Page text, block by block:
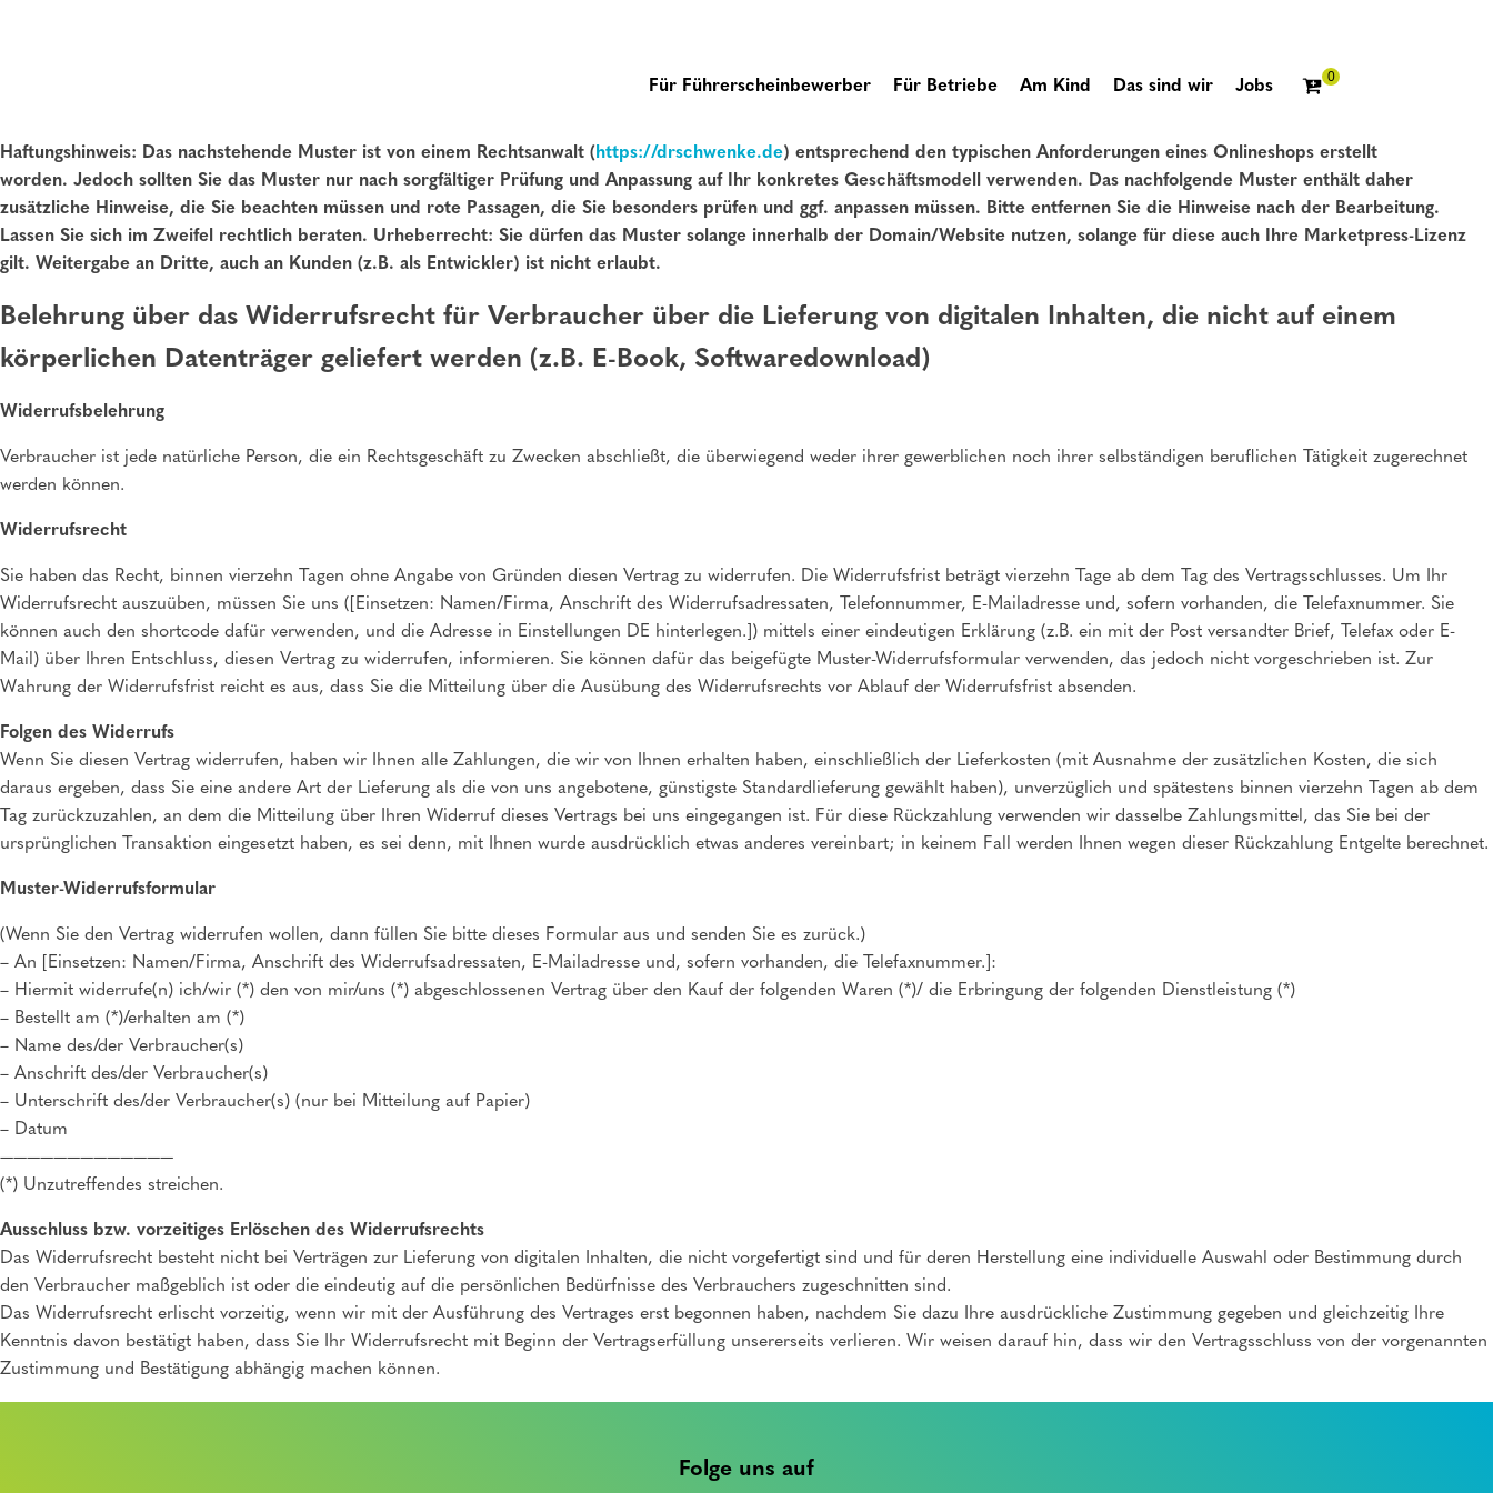
Für Führerscheinbewerber Für Betriebe Am Kind Das sind wir Jobs
Haftungshinweis: Das nachstehende Muster ist von einem Rechtsanwalt ( https://drschwenke.de) entsprechend den typischen Anforderungen eines Onlineshops erstellt
worden. Jedoch sollten Sie das Muster nur nach sorgfältiger Prüfung und Anpassung auf Ihr konkretes Geschäftsmodell verwenden. Das nachfolgende Muster enthält daher
zusätzliche Hinweise, die Sie beachten müssen und rote Passagen, die Sie besonders prüfen und ggf. anpassen müssen. Bitte entfernen Sie die Hinweise nach der Bearbeitung.
Lassen Sie sich im Zweifel rechtlich beraten. Urheberrecht: Sie dürfen das Muster solange innerhalb der Domain/Website nutzen, solange für diese auch Ihre Marketpress-Lizenz
gilt. Weitergabe an Dritte, auch an Kunden (z.B. als Entwickler) ist nicht erlaubt.
Belehrung über das Widerrufsrecht für Verbraucher über die Lieferung von digitalen Inhalten, die nicht auf einem
körperlichen Datenträger geliefert werden (z.B. E-Book, Softwaredownload)
Widerrufsbelehrung
Verbraucher ist jede natürliche Person, die ein Rechtsgeschäft zu Zwecken abschließt, die überwiegend weder ihrer gewerblichen noch ihrer selbständigen beruflichen Tätigkeit zugerechnet
werden können.
Widerrufsrecht
Sie haben das Recht, binnen vierzehn Tagen ohne Angabe von Gründen diesen Vertrag zu widerrufen. Die Widerrufsfrist beträgt vierzehn Tage ab dem Tag des Vertragsschlusses. Um Ihr
Widerrufsrecht auszuüben, müssen Sie uns ([Einsetzen: Namen/Firma, Anschrift des Widerrufsadressaten, Telefonnummer, E-Mailadresse und, sofern vorhanden, die Telefaxnummer. Sie
können auch den shortcode dafür verwenden, und die Adresse in Einstellungen DE hinterlegen.]) mittels einer eindeutigen Erklärung (z.B. ein mit der Post versandter Brief, Telefax oder E-
Mail) über Ihren Entschluss, diesen Vertrag zu widerrufen, informieren. Sie können dafür das beigefügte Muster-Widerrufsformular verwenden, das jedoch nicht vorgeschrieben ist. Zur
Wahrung der Widerrufsfrist reicht es aus, dass Sie die Mitteilung über die Ausübung des Widerrufsrechts vor Ablauf der Widerrufsfrist absenden.
Folgen des Widerrufs
Wenn Sie diesen Vertrag widerrufen, haben wir Ihnen alle Zahlungen, die wir von Ihnen erhalten haben, einschließlich der Lieferkosten (mit Ausnahme der zusätzlichen Kosten, die sich
daraus ergeben, dass Sie eine andere Art der Lieferung als die von uns angebotene, günstigste Standardlieferung gewählt haben), unverzüglich und spätestens binnen vierzehn Tagen ab dem
Tag zurückzuzahlen, an dem die Mitteilung über Ihren Widerruf dieses Vertrags bei uns eingegangen ist. Für diese Rückzahlung verwenden wir dasselbe Zahlungsmittel, das Sie bei der
ursprünglichen Transaktion eingesetzt haben, es sei denn, mit Ihnen wurde ausdrücklich etwas anderes vereinbart; in keinem Fall werden Ihnen wegen dieser Rückzahlung Entgelte berechnet.
Muster-Widerrufsformular
(Wenn Sie den Vertrag widerrufen wollen, dann füllen Sie bitte dieses Formular aus und senden Sie es zurück.)
– An [Einsetzen: Namen/Firma, Anschrift des Widerrufsadressaten, E-Mailadresse und, sofern vorhanden, die Telefaxnummer.]:
– Hiermit widerrufe(n) ich/wir (*) den von mir/uns (*) abgeschlossenen Vertrag über den Kauf der folgenden Waren (*)/ die Erbringung der folgenden Dienstleistung (*)
– Bestellt am (*)/erhalten am (*)
– Name des/der Verbraucher(s)
– Anschrift des/der Verbraucher(s)
– Unterschrift des/der Verbraucher(s) (nur bei Mitteilung auf Papier)
– Datum
—————————————
(*) Unzutreffendes streichen.
Ausschluss bzw. vorzeitiges Erlöschen des Widerrufsrechts
Das Widerrufsrecht besteht nicht bei Verträgen zur Lieferung von digitalen Inhalten, die nicht vorgefertigt sind und für deren Herstellung eine individuelle Auswahl oder Bestimmung durch
den Verbraucher maßgeblich ist oder die eindeutig auf die persönlichen Bedürfnisse des Verbrauchers zugeschnitten sind.
Das Widerrufsrecht erlischt vorzeitig, wenn wir mit der Ausführung des Vertrages erst begonnen haben, nachdem Sie dazu Ihre ausdrückliche Zustimmung gegeben und gleichzeitig Ihre
Kenntnis davon bestätigt haben, dass Sie Ihr Widerrufsrecht mit Beginn der Vertragserfüllung unsererseits verlieren. Wir weisen darauf hin, dass wir den Vertragsschluss von der vorgenannten
Zustimmung und Bestätigung abhängig machen können.
Folge uns auf